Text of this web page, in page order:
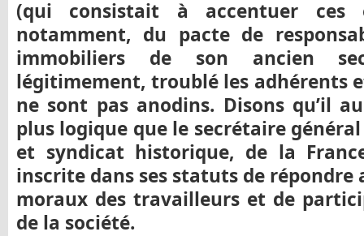
(qui consistait à accentuer
notamment, du pacte de
immobiliers de son ancien
légitimement, troublé les adhérents
ne sont pas anodins. Disons qu’il
plus logique que le secrétaire
et syndicat historique, de la
inscrite dans ses statuts de
moraux des travailleurs et de
de la société.